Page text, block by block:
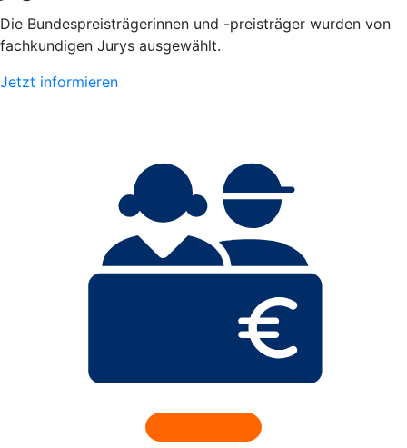
Die Bundespreisträgerinnen und -preisträger wurden von
fachkundigen Jurys ausgewählt.
Jetzt informieren